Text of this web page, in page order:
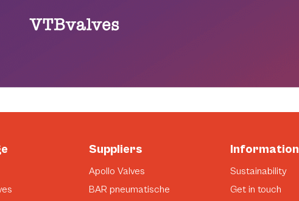
Suppliers
Apollo Valves
BAR pneumatische
Information
Sustainability
Get in touch